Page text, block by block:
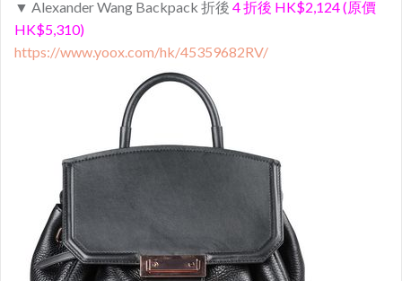
▼ Alexander Wang Backpack 折後 4 折後 HK$2,124 (原價
HK$5,310)
https://www.yoox.com/hk/45359682RV/